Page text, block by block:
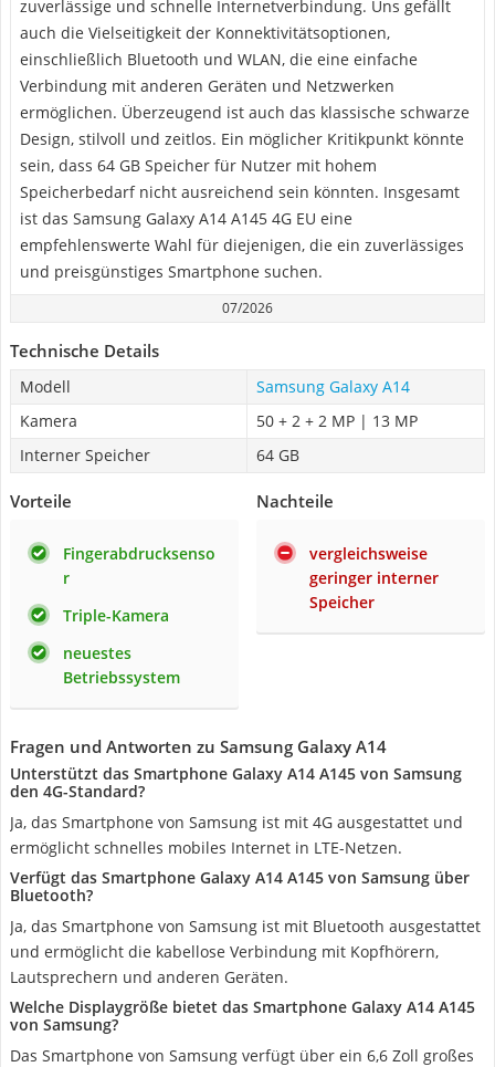
zuverlässige und schnelle Internetverbindung. Uns gefällt
auch die Vielseitigkeit der Konnektivitätsoptionen,
einschließlich Bluetooth und WLAN, die eine einfache
Verbindung mit anderen Geräten und Netzwerken
ermöglichen. Überzeugend ist auch das klassische schwarze
Design, stilvoll und zeitlos. Ein möglicher Kritikpunkt könnte
sein, dass 64 GB Speicher für Nutzer mit hohem
Speicherbedarf nicht ausreichend sein könnten. Insgesamt
ist das Samsung Galaxy A14 A145 4G EU eine
empfehlenswerte Wahl für diejenigen, die ein zuverlässiges
und preisgünstiges Smartphone suchen.
07/2026
Technische Details
Modell
Samsung Galaxy A14
Kamera
50 + 2 + 2 MP | 13 MP
Interner Speicher
64 GB
Vorteile
Fingerabdrucksenso
r
Triple-Kamera
neuestes
Betriebssystem
Nachteile
vergleichsweise
geringer interner
Speicher
Fragen und Antworten zu Samsung Galaxy A14
Unterstützt das Smartphone Galaxy A14 A145 von Samsung
den 4G-Standard?
Ja, das Smartphone von Samsung ist mit 4G ausgestattet und
ermöglicht schnelles mobiles Internet in LTE-Netzen.
Verfügt das Smartphone Galaxy A14 A145 von Samsung über
Bluetooth?
Ja, das Smartphone von Samsung ist mit Bluetooth ausgestattet
und ermöglicht die kabellose Verbindung mit Kopfhörern,
Lautsprechern und anderen Geräten.
Welche Displaygröße bietet das Smartphone Galaxy A14 A145
von Samsung?
Das Smartphone von Samsung verfügt über ein 6,6 Zoll großes